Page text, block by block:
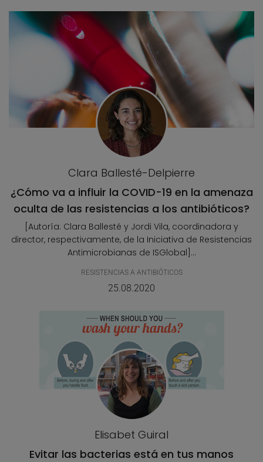
Clara Ballesté-Delpierre
¿Cómo va a influir la COVID-19 en la amenaza
oculta de las resistencias a los antibióticos?
[Autoría: Clara Ballesté y Jordi Vila, coordinadora y
director, respectivamente, de la Iniciativa de Resistencias
Antimicrobianas de ISGlobal]...
RESISTENCIAS A ANTIBIÓTICOS
25.08.2020
Elisabet Guiral
Evitar las bacterias está en tus manos